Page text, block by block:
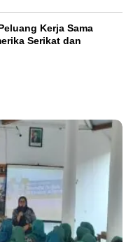
Kerja Sama
Serikat dan